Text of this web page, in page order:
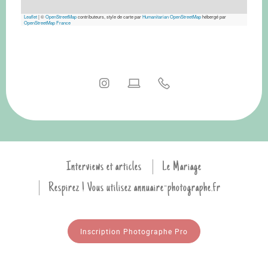
Leaflet|©OpenStreetMapcontributeurs, style de carte parHumanitarian OpenStreetMaphébergé par
OpenStreetMap France
Interviews et articles
Le Mariage
Respirez ! Vous utilisez annuaire-photographe.fr
Inscription Photographe Pro